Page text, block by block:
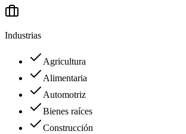
Industrias
Agricultura
Alimentaria
Automotriz
Bienes raíces
Construcción